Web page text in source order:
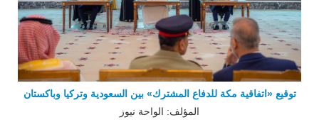
توقيع «اتفاقية مكة للدفاع المشترك» بين السعودية وتركيا وباكستان
المؤلف: الواحة نيوز